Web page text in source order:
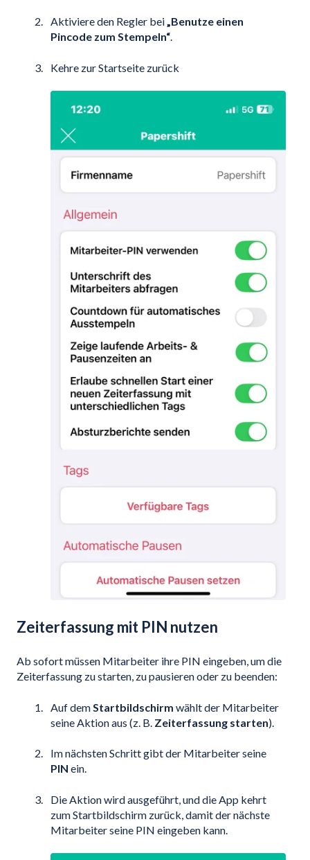
Aktiviere den Regler bei„Benutze einen
Pincode zum Stempeln“.
Kehre zur Startseite zurück
Zeiterfassung mit PIN nutzen
Ab sofort müssen Mitarbeiter ihre PIN eingeben, um die
Zeiterfassung zu starten, zu pausieren oder zu beenden:
Auf dem Startbildschirm wählt der Mitarbeiter
seine Aktion aus (z. B. Zeiterfassung starten).
Im nächsten Schritt gibt der Mitarbeiter seine
PIN ein.
Die Aktion wird ausgeführt, und die App kehrt
zum Startbildschirm zurück, damit der nächste
Mitarbeiter seine PIN eingeben kann.